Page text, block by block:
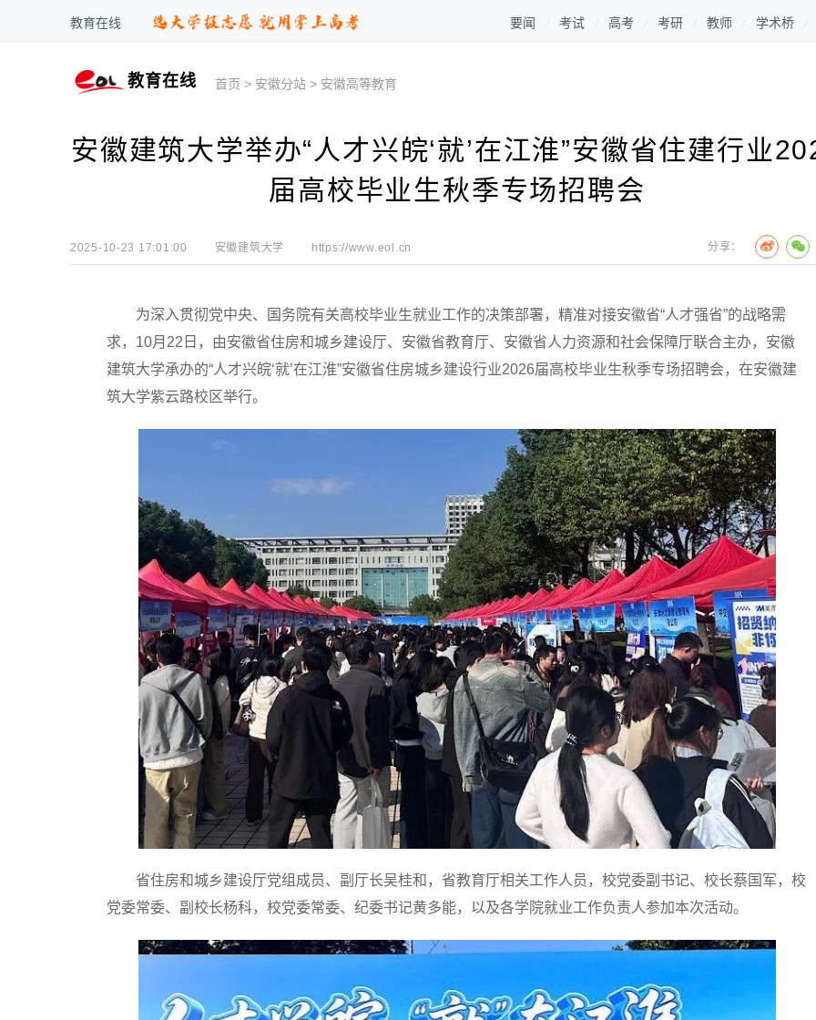
教育在线 要闻 考试 高考 考研 教师 学术桥
教育在线 首页 > 安徽分站 > 安徽高等教育
安徽建筑大学举办“人才兴皖‘就’在江淮”安徽省住建行业
届高校毕业生秋季专场招聘会
2025-10-23 17:01:00 安徽建筑大学 https://www.eol.cn 分享：
为深入贯彻党中央、国务院有关高校毕业生就业工作的决策部署，精准对接安徽省“人才强省”的战略需
求，10月22日，由安徽省住房和城乡建设厅、安徽省教育厅、安徽省人力资源和社会保障厅联合主办，安徽
建筑大学承办的“人才兴皖‘就’在江淮”安徽省住房城乡建设行业2026届高校毕业生秋季专场招聘会，在安徽建
筑大学紫云路校区举行。
省住房和城乡建设厅党组成员、副厅长吴桂和，省教育厅相关工作人员，校党委副书记、校长蔡国军，校
党委常委、副校长杨科，校党委常委、纪委书记黄多能，以及各学院就业工作负责人参加本次活动。